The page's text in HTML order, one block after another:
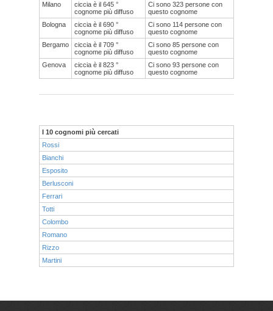
Milano
ciccia è il 645 °
cognome più diffuso
Ci sono 323 persone con
questo cognome
Bologna
ciccia è il 690 °
cognome più diffuso
Ci sono 114 persone con
questo cognome
Bergamo
ciccia è il 709 °
cognome più diffuso
Ci sono 85 persone con
questo cognome
Genova
ciccia è il 823 °
cognome più diffuso
Ci sono 93 persone con
questo cognome
I 10 cognomi più cercati
Rossi
Bianchi
Esposito
Berlusconi
Ferrari
Totti
Colombo
Romano
Rizzo
Martini